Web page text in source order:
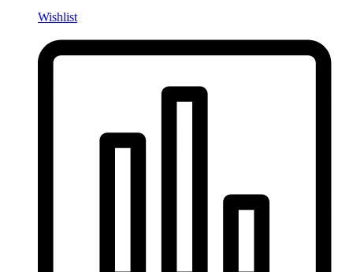
Wishlist